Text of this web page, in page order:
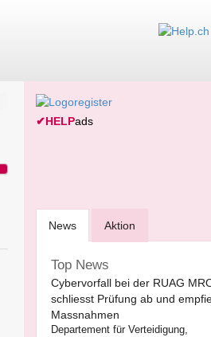
✔HELPads
News Aktion
Top News
Cybervorfall bei der RUAG
schliesst Prüfung ab und
Massnahmen
Departement für Verteidigung,